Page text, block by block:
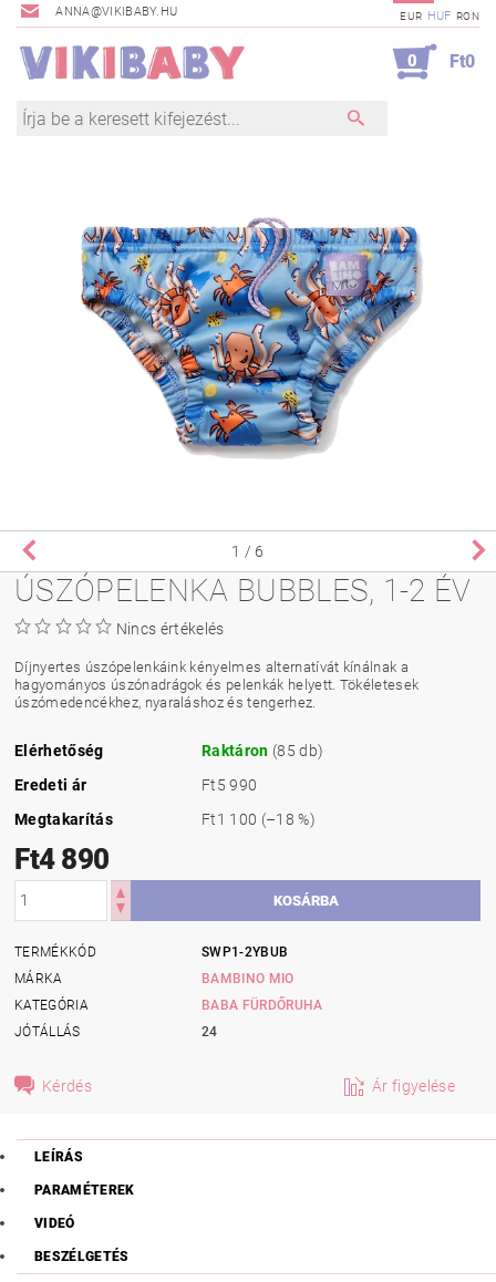
ANNA@VIKIBABY.HU EUR HUF RON
0 Ft0
1 / 6
ÚSZÓPELENKA BUBBLES, 1-2 ÉV
Nincs értékelés
Díjnyertes úszópelenkáink kényelmes alternatívát kínálnak a
hagyományos úszónadrágok és pelenkák helyett. Tökéletesek
úszómedencékhez, nyaraláshoz és tengerhez.
Elérhetőség Raktáron (85 db)
Eredeti ár
Ft5 990
Megtakarítás
Ft1 100 (–18 %)
Ft4 890
TERMÉKKÓD
SWP1-2YBUB
MÁRKA
BAMBINO MIO
KATEGÓRIA
BABA FÜRDŐRUHA
JÓTÁLLÁS
24
Kérdés Ár figyelése
LEÍRÁS
PARAMÉTEREK
VIDEÓ
BESZÉLGETÉS